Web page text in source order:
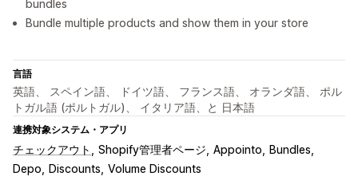
bundles
Bundle multiple products and show them in your store
言語
英語、 スペイン語、 ドイツ語、 フランス語、 オランダ語、 ポル
トガル語 (ポルトガル)、 イタリア語、と 日本語
連携対象システム・アプリ
チェックアウト Shopify管理者ページ Appointo
Bundles
Depo
Discounts Volume Discounts